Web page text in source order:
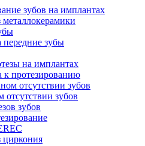
зубов на имплантах
зубы
на имплантах
к протезированию
отсутствии зубов
зубов
зубов
циркония